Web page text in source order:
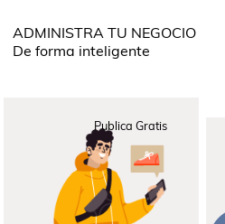
ADMINISTRA TU NEGOCIO
De forma inteligente
Publica Gratis